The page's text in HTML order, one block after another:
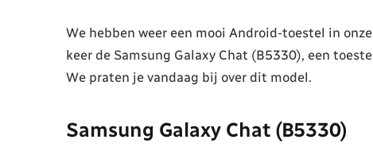
We hebben weer een mooi Android-toestel in
keer de Samsung Galaxy Chat (B5330), een
We praten je vandaag bij over dit model.
Samsung Galaxy Chat (B5330)